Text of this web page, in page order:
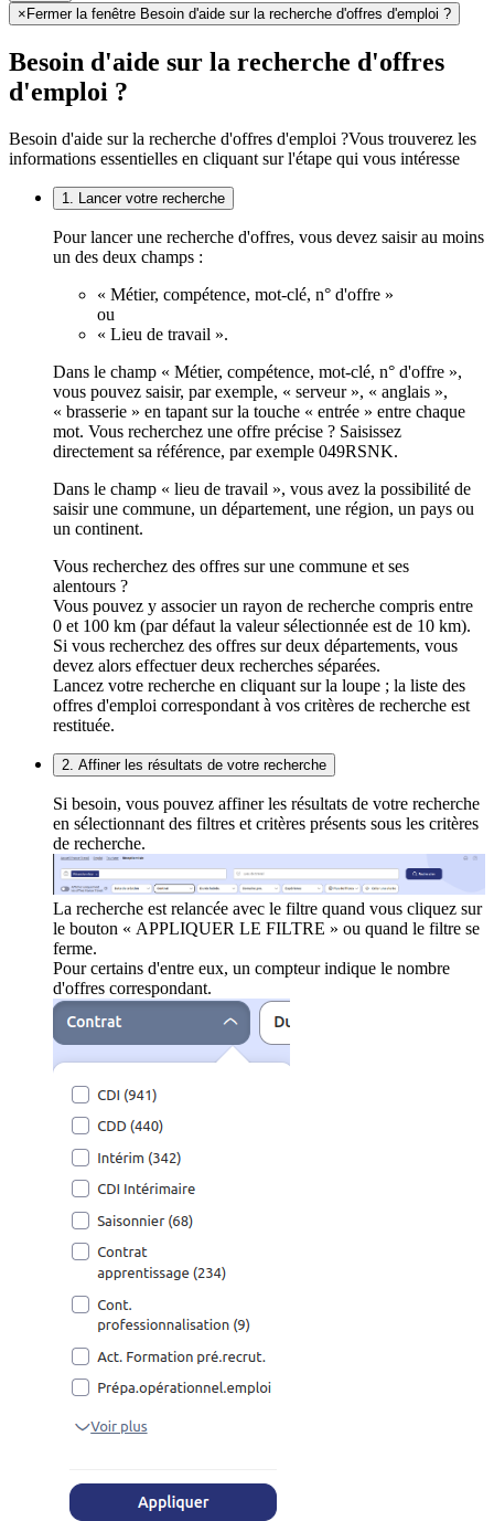
× Fermer la fenêtre Besoin d'aide sur la recherche d'offres d'emploi ?
Besoin d'aide sur la recherche d'offres
d'emploi ?
Besoin d'aide sur la recherche d'offres d'emploi ?Vous trouverez les
informations essentielles en cliquant sur l'étape qui vous intéresse
1. Lancer votre recherche
Pour lancer une recherche d'offres, vous devez saisir au moins
un des deux champs :
« Métier, compétence, mot-clé, n° d'offre »
ou
« Lieu de travail ».
Dans le champ « Métier, compétence, mot-clé, n° d'offre »,
vous pouvez saisir, par exemple, « serveur », « anglais »,
« brasserie » en tapant sur la touche « entrée » entre chaque
mot. Vous recherchez une offre précise ? Saisissez
directement sa référence, par exemple 049RSNK.
Dans le champ « lieu de travail », vous avez la possibilité de
saisir une commune, un département, une région, un pays ou
un continent.
Vous recherchez des offres sur une commune et ses
alentours ?
Vous pouvez y associer un rayon de recherche compris entre
0 et 100 km (par défaut la valeur sélectionnée est de 10 km).
Si vous recherchez des offres sur deux départements, vous
devez alors effectuer deux recherches séparées.
Lancez votre recherche en cliquant sur la loupe ; la liste des
offres d'emploi correspondant à vos critères de recherche est
restituée.
2. Affiner les résultats de votre recherche
Si besoin, vous pouvez affiner les résultats de votre recherche
en sélectionnant des filtres et critères présents sous les critères
de recherche.
La recherche est relancée avec le filtre quand vous cliquez sur
le bouton « APPLIQUER LE FILTRE » ou quand le filtre se
ferme.
Pour certains d'entre eux, un compteur indique le nombre
d'offres correspondant.